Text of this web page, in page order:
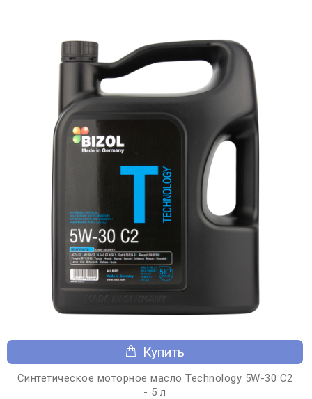
Купить
Синтетическое моторное масло Technology 5W-30 C2
- 5 л